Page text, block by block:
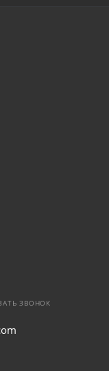
ЗВОНОК